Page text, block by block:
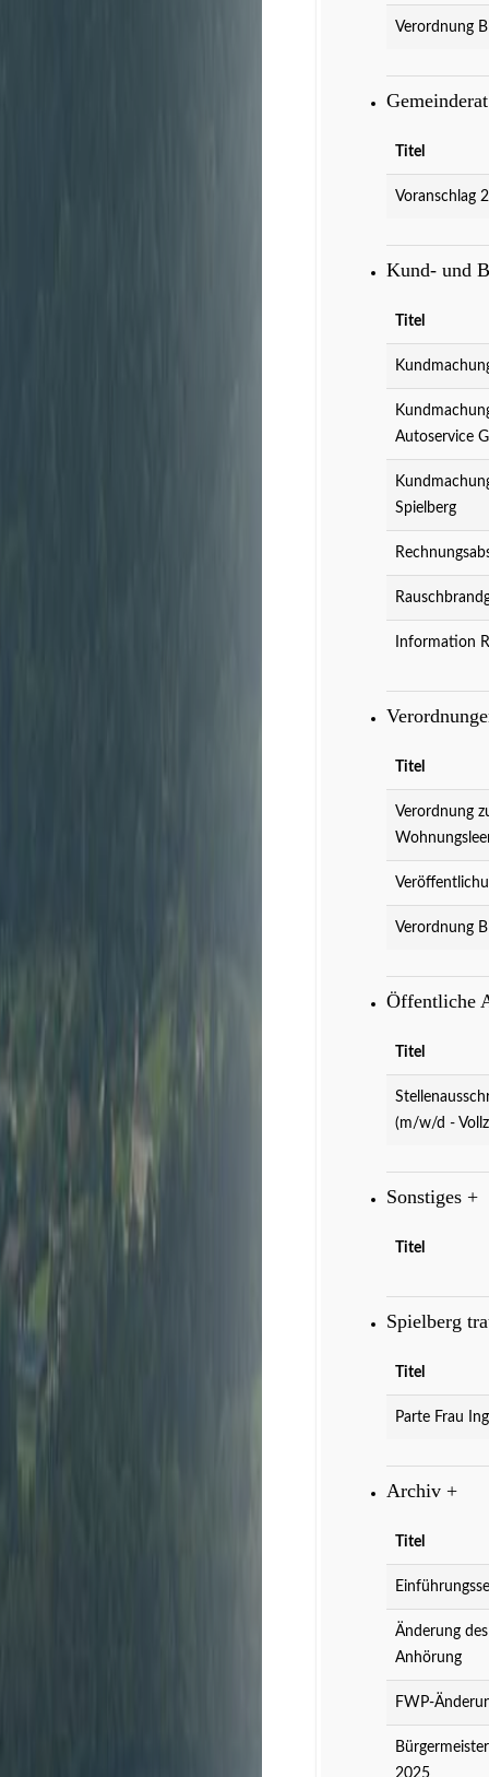
Verordnung
Titel
Voranschlag
Kund- und
Titel
Autoservice
Spielberg
Information
Titel
Verordnung
Verordnung
Öffentliche
Titel
(m/w/d -
Sonstiges +
Titel
Spielberg
Titel
Parte Frau
Archiv +
Titel
Änderung
Anhörung
FWP-
2025